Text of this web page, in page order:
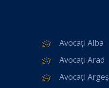
Avocați Alba
Avocați Arad
Avocați Argeș